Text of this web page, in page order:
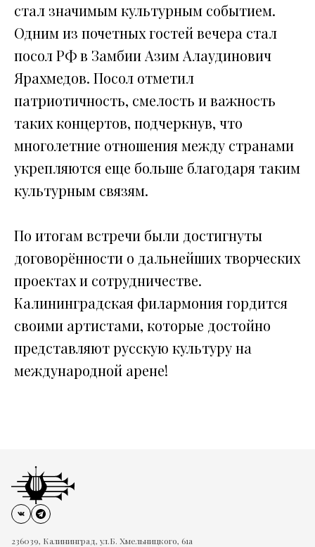
стал значимым культурным событием.
Одним из почетных гостей вечера стал
посол РФ в Замбии Азим Алаудинович
Ярахмедов. Посол отметил
патриотичность, смелость и важность
таких концертов, подчеркнув, что
многолетние отношения между странами
укрепляются еще больше благодаря таким
культурным связям.
По итогам встречи были достигнуты
договорённости о дальнейших творческих
проектах и сотрудничестве.
Калининградская филармония гордится
своими артистами, которые достойно
представляют русскую культуру на
международной арене!
236039, Калининград, ул.Б. Хмельницкого, 61а